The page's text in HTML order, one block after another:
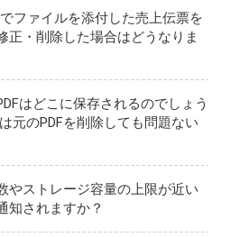
ファイルを添付した売上伝票を
正・削除した場合はどうなりま
はどこに保存されるのでしょう
元のPDFを削除しても問題ない
やストレージ容量の上限が近い
知されますか？